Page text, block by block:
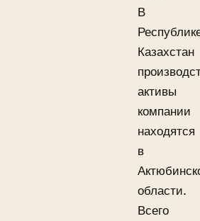
В
Казахстан
активы
компании
находятся
в
области.
Всего